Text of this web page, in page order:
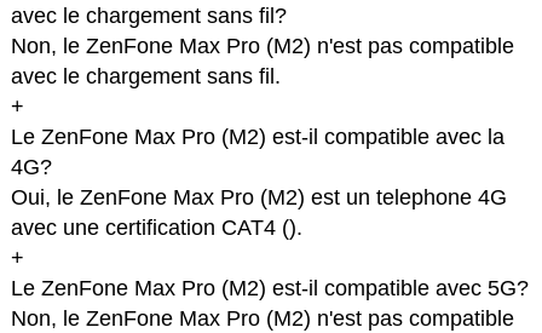
avec le chargement sans fil?
Non, le ZenFone Max Pro (M2) n'est pas compatible
avec le chargement sans fil.
+
Le ZenFone Max Pro (M2) est-il compatible avec la
4G?
Oui, le ZenFone Max Pro (M2) est un telephone 4G
avec une certification CAT4 ().
+
Le ZenFone Max Pro (M2) est-il compatible avec 5G?
Non, le ZenFone Max Pro (M2) n'est pas compatible